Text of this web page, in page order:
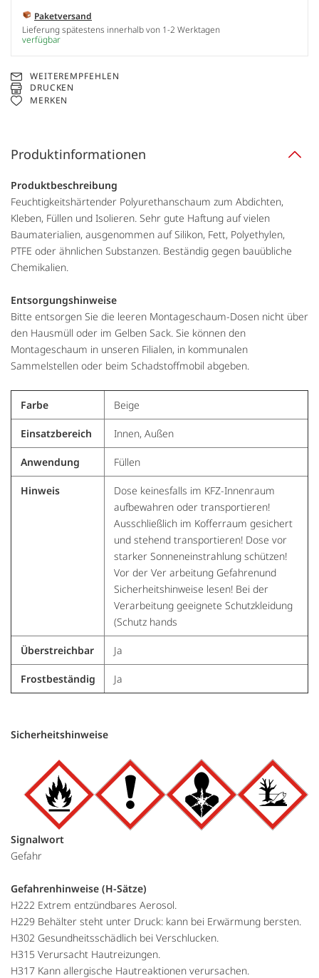
Paketversand
Lieferung spätestens innerhalb von 1-2 Werktagen
verfügbar
WEITEREMPFEHLEN
DRUCKEN
MERKEN
Produktinformationen
Produktbeschreibung
Feuchtigkeitshärtender Polyurethanschaum zum Abdichten,
Kleben, Füllen und Isolieren. Sehr gute Haftung auf vielen
Baumaterialien, ausgenommen auf Silikon, Fett, Polyethylen,
PTFE oder ähnlichen Substanzen. Beständig gegen bauübliche
Chemikalien.
Entsorgungshinweise
Bitte entsorgen Sie die leeren Montageschaum-Dosen nicht über
den Hausmüll oder im Gelben Sack. Sie können den
Montageschaum in unseren Filialen, in kommunalen
Sammelstellen oder beim Schadstoffmobil abgeben.
Farbe Beige
Einsatzbereich Innen, Außen
Anwendung Füllen
Hinweis
Dose keinesfalls im KFZ-Innenraum
aufbewahren oder transportieren!
Ausschließlich im Kofferraum gesichert
und stehend transportieren! Dose vor
starker Sonneneinstrahlung schützen!
Vor der Ver arbeitung Gefahrenund
Sicherheitshinweise lesen! Bei der
Verarbeitung geeignete Schutzkleidung
(Schutz hands
Überstreichbar Ja
Frostbeständig Ja
Sicherheitshinweise
Signalwort
Gefahr
Gefahrenhinweise (H-Sätze)
H222 Extrem entzündbares Aerosol.
H229 Behälter steht unter Druck: kann bei Erwärmung bersten.
H302 Gesundheitsschädlich bei Verschlucken.
H315 Verursacht Hautreizungen.
H317 Kann allergische Hautreaktionen verursachen.